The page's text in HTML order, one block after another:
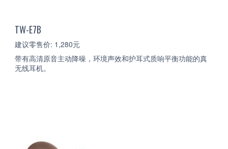
TW-E7B
建议零售价: 1,280元
带有高清原音主动降噪，环境声效和护耳式质响平衡功能的真
无线耳机。